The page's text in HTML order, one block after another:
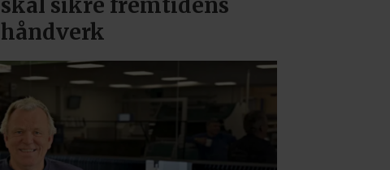
skal sikre fremtidens
håndverk